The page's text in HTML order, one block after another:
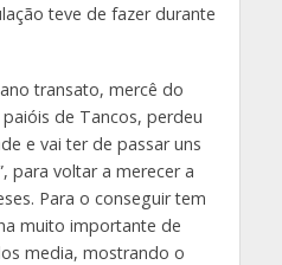
teve de fazer durante
transato, mercê do
de Tancos, perdeu
e vai ter de passar uns
para voltar a merecer a
Para o conseguir tem
muito importante de
media, mostrando o